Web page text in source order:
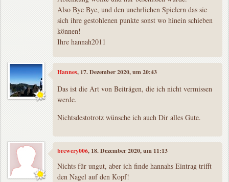
Also Bye Bye, und den unehrlichen Spielern das sie
sich ihre gestohlenen punkte sonst wo hinein schieben
können!
Ihre hannah2011
Hannes, 17. Dezember 2020, um 20:43
Das ist die Art von Beiträgen, die ich nicht vermissen
werde.
Nichtsdestotrotz wünsche ich auch Dir alles Gute.
brewery006, 18. Dezember 2020, um 11:13
Nichts für ungut, aber ich finde hannahs Eintrag trifft
den Nagel auf den Kopf!